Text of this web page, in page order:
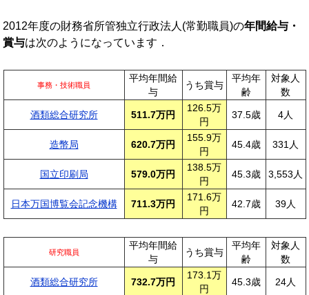
2012年度の財務省所管独立行政法人(常勤職員)の年間給与・
賞与は次のようになっています．
事務・技術職員
平均年間給
与
うち賞与
平均年
齢
対象人
数
酒類総合研究所 511.7万円
126.5万
円
37.5歳 4人
造幣局 620.7万円
155.9万
円
45.4歳 331人
国立印刷局 579.0万円
138.5万
円
45.3歳 3,553人
日本万国博覧会記念機構 711.3万円
171.6万
円
42.7歳 39人
研究職員
平均年間給
与
うち賞与
平均年
齢
対象人
数
酒類総合研究所 732.7万円
173.1万
円
45.3歳 24人